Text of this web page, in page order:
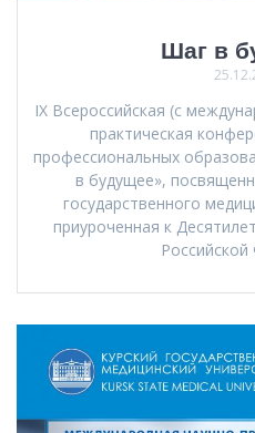
Шаг в
IX Всероссийская (с
практическая
профессиональных
в будущее»,
государственного
приуроченная к